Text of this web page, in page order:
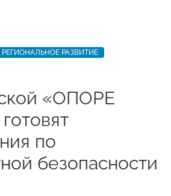
РЕГИОНАЛЬНОЕ РАЗВИТИЕ
«ОПОРЕ
по
безопасности